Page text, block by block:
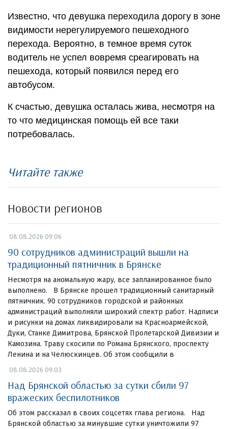
Известно, что девушка переходила дорогу в зоне
видимости нерегулируемого пешеходного
перехода. Вероятно, в темное время суток
водитель не успел вовремя среагировать на
пешехода, который появился перед его
автобусом.
К счастью, девушка осталась жива, несмотря на
то что медицинская помощь ей все таки
потребовалась.
Читайте также
Новости регионов
08.08.2026 09:06
90 сотрудников администраций вышли на
традиционный пятничник в Брянске
Несмотря на аномальную жару, все запланированное было
выполнено. В Брянске прошел традиционный санитарный
пятничник. 90 сотрудников городской и районных
администраций выполняли широкий спектр работ. Надписи
и рисунки на домах ликвидировали на Красноармейской,
Дуки, Станке Димитрова, Брянской Пролетарской Дивизии и
Камозина. Траву скосили по Романа Брянского, проспекту
Ленина и на Челюскинцев. Об этом сообщили в
08.08.2026 09:03
Над Брянской областью за сутки сбили 97
вражеских беспилотников
Об этом рассказал в своих соцсетях глава региона. Над
Брянской областью за минувшие сутки уничтожили 97